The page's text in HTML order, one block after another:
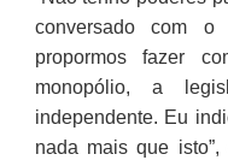
conversado com
propormos fazer
monopólio, a
independente. Eu
nada mais que